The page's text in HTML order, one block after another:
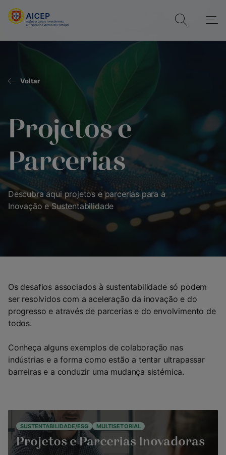
Voltar
Projetos e
Parcerias
Descubra aqui projetos e parcerias para a
Inovação e Sustentabilidade
Os desafios associados à sustentabilidade só podem
ser resolvidos com a aceleração da inovação e do
progresso e através de parcerias e do envolvimento de
todos.
Conheça alguns exemplos de colaboração nas
indústrias e a forma como estão a tentar ultrapassar
barreiras e a conduzir uma mudança sistémica.
SUSTENTABILIDADE/ESG MULTISETORIAL
Projetos e Parcerias Inovadoras